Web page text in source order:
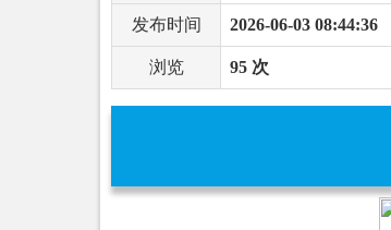
发布时间 2026-06-03 08:44:36
浏览 95 次